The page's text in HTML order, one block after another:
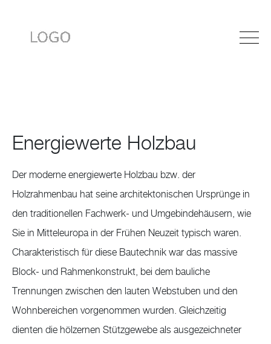
Energiewerte Holzbau
Der moderne energiewerte Holzbau bzw. der
Holzrahmenbau hat seine architektonischen Ursprünge in
den traditionellen Fachwerk- und Umgebindehäusern, wie
Sie in Mitteleuropa in der Frühen Neuzeit typisch waren.
Charakteristisch für diese Bautechnik war das massive
Block- und Rahmenkonstrukt, bei dem bauliche
Trennungen zwischen den lauten Webstuben und den
Wohnbereichen vorgenommen wurden. Gleichzeitig
dienten die hölzernen Stützgewebe als ausgezeichneter